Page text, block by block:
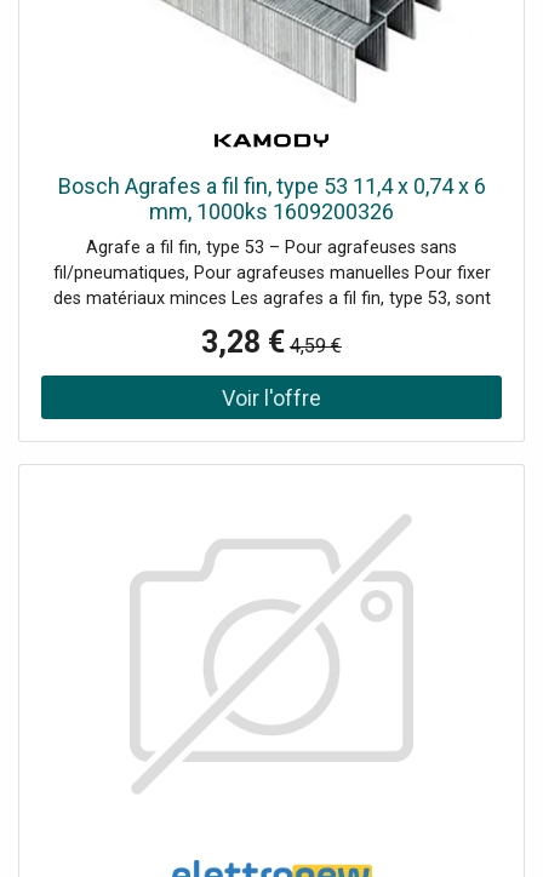
Bosch Agrafes a fil fin, type 53 11,4 x 0,74 x 6
mm, 1000ks 1609200326
Agrafe a fil fin, type 53 – Pour agrafeuses sans
fil/pneumatiques, Pour agrafeuses manuelles Pour fixer
des matériaux minces Les agrafes a fil fin, type 53, sont
et professionnelles. Conçues pour les travaux dans de
nombreux matériaux minces tels que le textile, le carton,
les cagettes et les treillis Pour fixer des matériaux minces
Pour fixer des matériaux minces Les agrafes a fil fin
Piranha, Rocagraf, Stanley, Skil, Wolfcraft>
3,28 € 4,59 €